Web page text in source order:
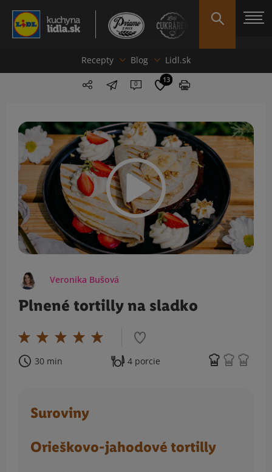
Recepty Blog Lidl.sk
0 13
Veronika Bušová
Plnené tortilly na sladko
30 min 4 porcie
Suroviny
Orieškovo-jahodové tortilly